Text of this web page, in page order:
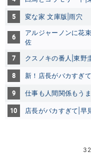
5 変な家 文庫版|雨穴
6 アルジャーノンに花
佐
7 クスノキの番人|東野
8 新！店長がバカすぎ
9 仕事も人間関係もう
10 店長がバカすぎて|早